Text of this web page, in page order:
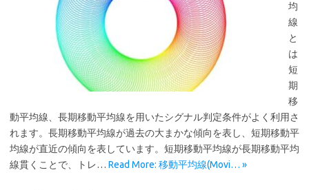
均
線
と
は
短
期
移
動平均線、長期移動平均線を用いたシグナル判定条件がよく利用さ
れます。長期移動平均線が過去の大まかな傾向を表し、短期移動平
均線が直近の傾向を表しています。短期移動平均線が長期移動平均
線貫くことで、トレ… Read More: 移動平均線(Movi… »